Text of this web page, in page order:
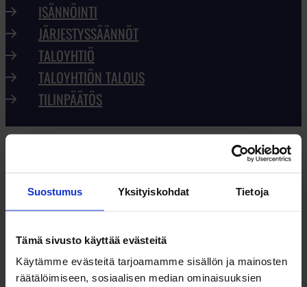
Suostumus Yksityiskohdat Tietoja
Tämä sivusto käyttää evästeitä
Käytämme evästeitä tarjoamamme sisällön ja mainosten
räätälöimiseen, sosiaalisen median ominaisuuksien
ISÄNNÖINTI
JÄRJESTYSSÄÄNNÖT
TALOYHTIÖ
TALOYHTIÖN TALOUS
TILINPÄÄTÖS
TALOYHTIÖN BLACK FRIDAY
– KAIKKI HALVALLA
Black Friday, eli musta perjantai on
kiitospäivän jälkeinen päivä eli marraskuun